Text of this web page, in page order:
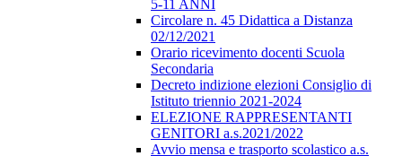
5-11 ANNI
Circolare n. 45 Didattica a Distanza
02/12/2021
Orario ricevimento docenti Scuola
Secondaria
Decreto indizione elezioni Consiglio di
Istituto triennio 2021-2024
ELEZIONE RAPPRESENTANTI
GENITORI a.s.2021/2022
Avvio mensa e trasporto scolastico a.s.